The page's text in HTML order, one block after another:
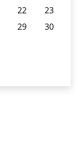
22
23
29
30